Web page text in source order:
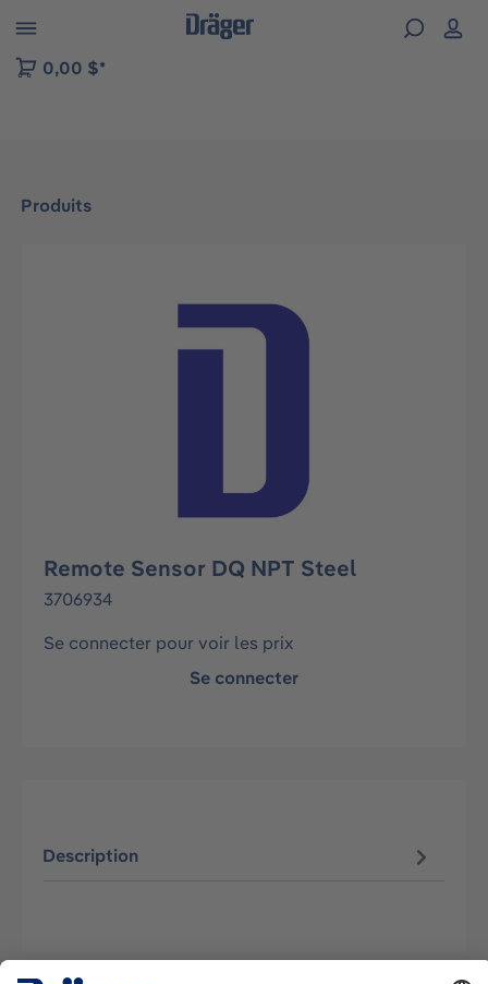
to B2B platform navigation
0,00 $*
Produits
Ignorer la galerie d'images
Remote Sensor DQ NPT Steel
3706934
Se connecter pour voir les prix
Se connecter
Description